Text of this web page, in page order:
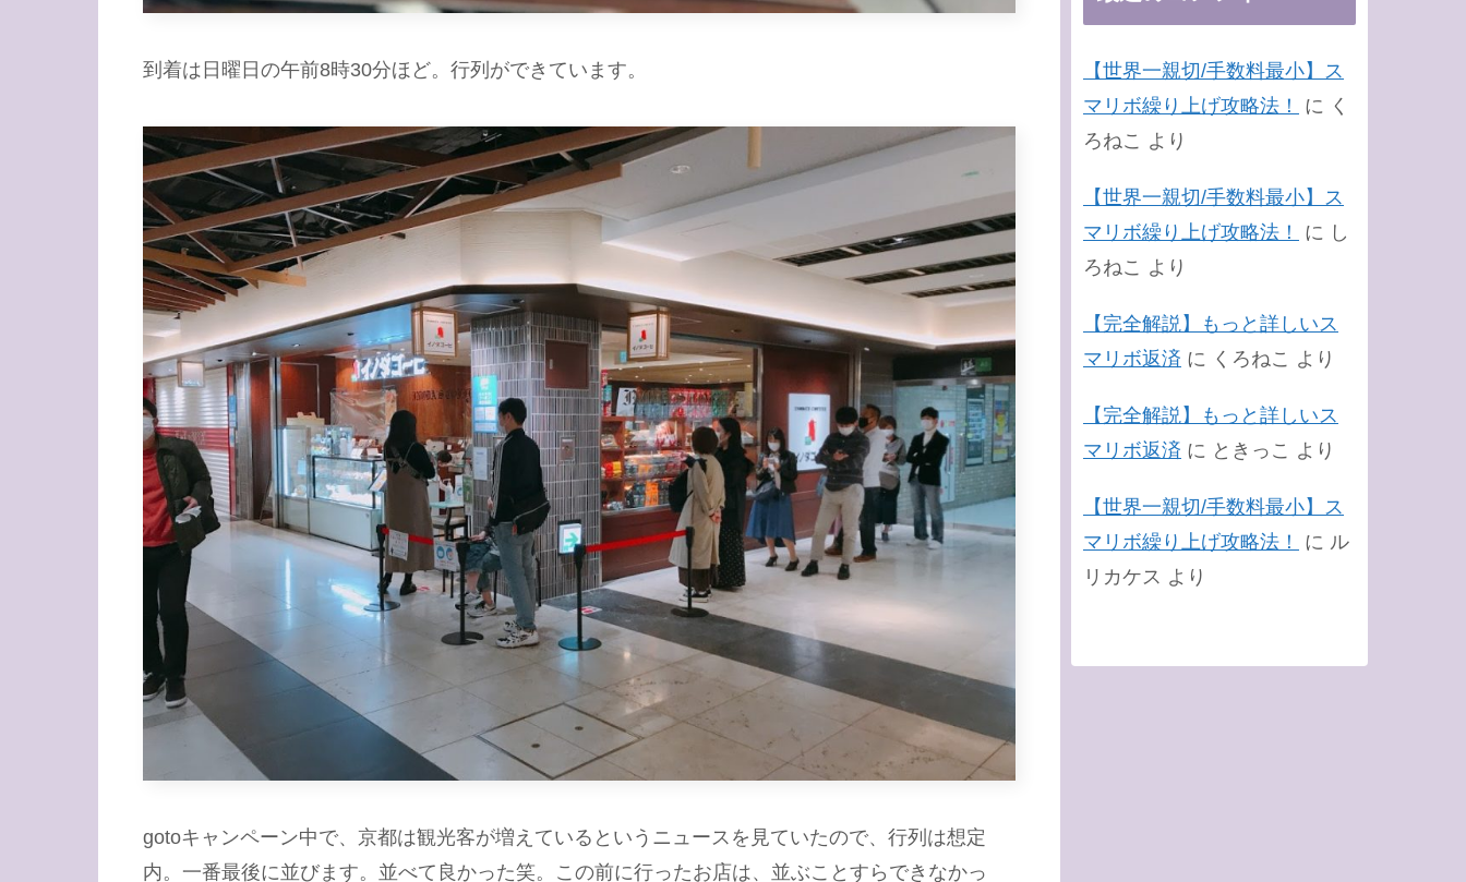
到着は日曜日の午前8時30分ほど。行列ができています。
gotoキャンペーン中で、京都は観光客が増えているというニュースを見ていたので、行列は想定
内。一番最後に並びます。並べて良かった笑。この前に行ったお店は、並ぶことすらできなかっ
【世界一親切/手数料最小】ス
マリボ繰り上げ攻略法！
に く
ろねこ より
【世界一親切/手数料最小】ス
マリボ繰り上げ攻略法！
に し
ろねこ より
【完全解説】もっと詳しいス
マリボ返済 に くろねこ より
【完全解説】もっと詳しいス
マリボ返済 に ときっこ より
【世界一親切/手数料最小】ス
マリボ繰り上げ攻略法！
に ル
リカケス より